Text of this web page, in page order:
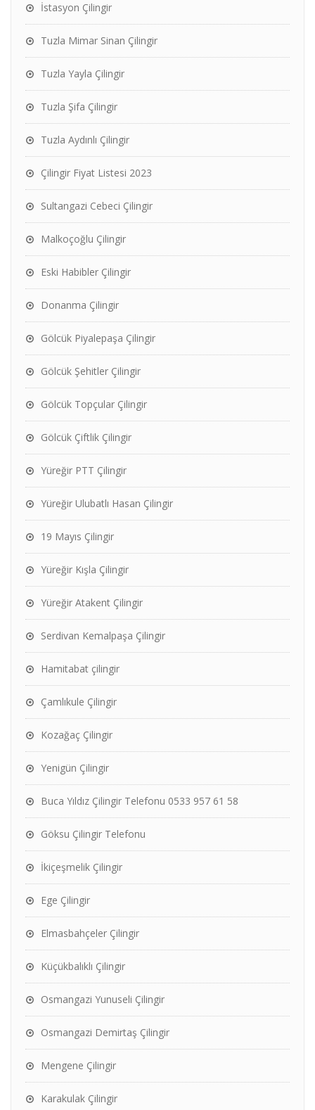
İstasyon Çilingir
Tuzla Mimar Sinan Çilingir
Tuzla Yayla Çilingir
Tuzla Şifa Çilingir
Tuzla Aydınlı Çilingir
Çilingir Fiyat Listesi 2023
Sultangazi Cebeci Çilingir
Malkoçoğlu Çilingir
Eski Habibler Çilingir
Donanma Çilingir
Gölcük Piyalepaşa Çilingir
Gölcük Şehitler Çilingir
Gölcük Topçular Çilingir
Gölcük Çiftlik Çilingir
Yüreğir PTT Çilingir
Yüreğir Ulubatlı Hasan Çilingir
19 Mayıs Çilingir
Yüreğir Kışla Çilingir
Yüreğir Atakent Çilingir
Serdivan Kemalpaşa Çilingir
Hamitabat çilingir
Çamlıkule Çilingir
Kozağaç Çilingir
Yenigün Çilingir
Buca Yıldız Çilingir Telefonu 0533 957 61 58
Göksu Çilingir Telefonu
İkiçeşmelik Çilingir
Ege Çilingir
Elmasbahçeler Çilingir
Küçükbalıklı Çilingir
Osmangazi Yunuseli Çilingir
Osmangazi Demirtaş Çilingir
Mengene Çilingir
Karakulak Çilingir